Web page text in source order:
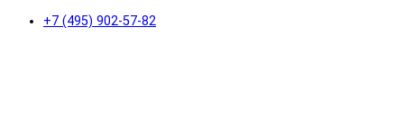
+7 (495) 902-57-82